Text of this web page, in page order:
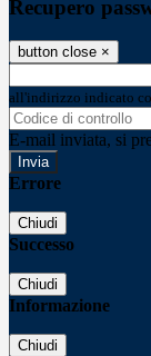
Recupero
button close ×
all'indirizzo indicato
E-mail inviata, si
Errore
Chiudi
Successo
Chiudi
Informazione
Chiudi